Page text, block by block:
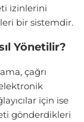
izinlerini
bir sistemdir.
Yönetilir?
çağrı
için ise
gönderdikleri